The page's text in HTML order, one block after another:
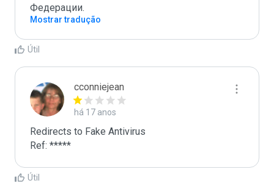
Федерации.
Mostrar tradução
Útil
cconniejean
há 17 anos
Redirects to Fake Antivirus
Ref: *****
Útil